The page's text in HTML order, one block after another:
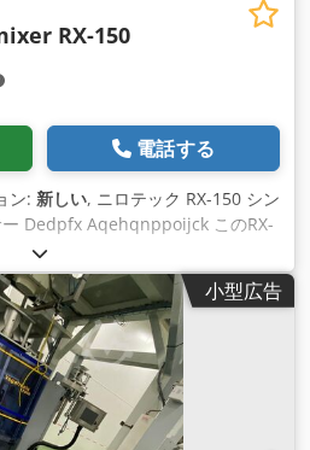
ずれないように固定される、当社
です。 ✅ 安定したサイド手すり：
制御： 高性能ポンプによる流体
ンドポンプ： 電動油圧電源に接
油圧ポンプ - 両面リフト。これは
適なソリューションです。 ⭐️ 弊社
提供しています:⭐️ - ランプ幅1900
cm PREMIUM。 - トン数10ト
ンの移動式スロープPREMIUM。 -
：赤、青、黒。 - 防水シート付き移
RX-150
電話する
ン: 新しい, ニロテック RX-150 シン
ー Dedpfx Aqehqnppoijck このRX-
本機では、両方向のミキシングが
グシャフトと防湿ボタンコントロ
ます。モーターパワー1.5kWで5-48
提供します。タンク容量は150リッ
ることができます。ドラムを約96
ィン グが可能です。ミキサーは、
バギーに直接アンロードするよう
寸法：1300 x 700 x 1600 (すべて
小型広告